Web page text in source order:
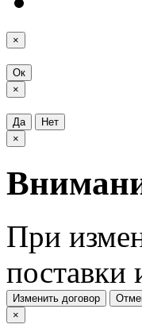
×
Ок
×
Да
Нет
×
При
поставки
Изменить договор
×